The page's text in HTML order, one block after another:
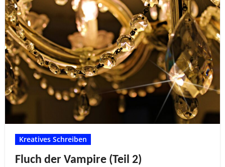
Kreatives Schreiben
Fluch der Vampire (Teil 2)